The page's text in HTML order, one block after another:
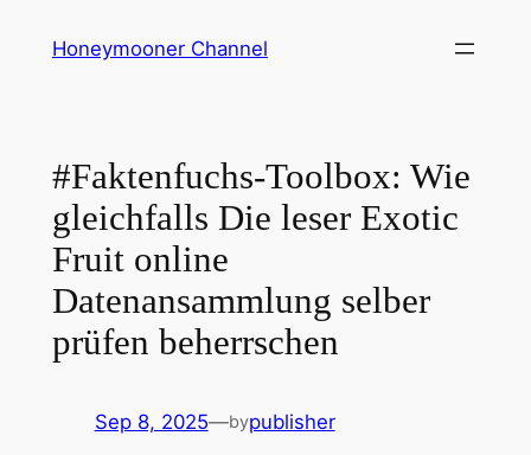
Honeymooner Channel
#Faktenfuchs-Toolbox: Wie
gleichfalls Die leser Exotic
Fruit online
Datenansammlung selber
prüfen beherrschen
Sep 8, 2025—bypublisher